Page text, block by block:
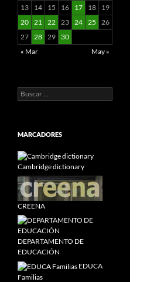
13
14 15 16 17 18
19
20 21 22 23 24 25
26
27 28 29
30
« Mar
May »
Buscar:
MARCADORES
Cambridge dictionary
CREENA
DEPARTAMENTO DE
EDUCACIÓN
EDUCA
Familias